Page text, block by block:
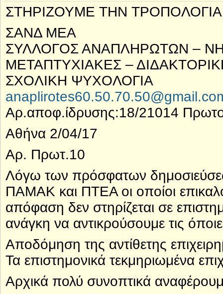
ΣΤΗΡΙΖΟΥΜΕ ΤΗΝ
ΣΑΝΔ ΜΕΑ
ΣΥΛΛΟΓΟΣ ΑΝΑΠΛΗΡΩΤΩΝ –
ΜΕΤΑΠΤΥΧΙΑΚΕΣ –
ΣΧΟΛΙΚΗ ΨΥΧΟΛΟΓΙΑ
Αρ.αποφ.ίδρυσης:18/21014
Αθήνα 2/04/17
Αρ. Πρωτ.10
Λόγω των πρόσφατων
ΠΑΜΑΚ και ΠΤΕΑ οι οποίοι
απόφαση δεν στηρίζεται σε
ανάγκη να αντικρούσουμε τις
Αποδόμηση της αντίθετης
Τα επιστημονικά τεκμηριωμένα
Αρχικά πολύ συνοπτικά